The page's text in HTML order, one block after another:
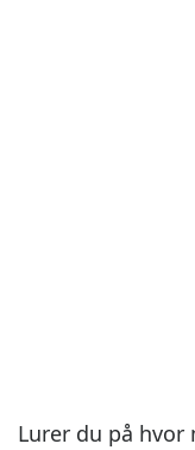
Lurer du på hvor